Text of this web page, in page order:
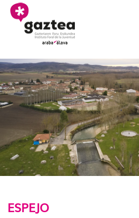
Saltar al contenido principal
004 Espejo
ESPEJO